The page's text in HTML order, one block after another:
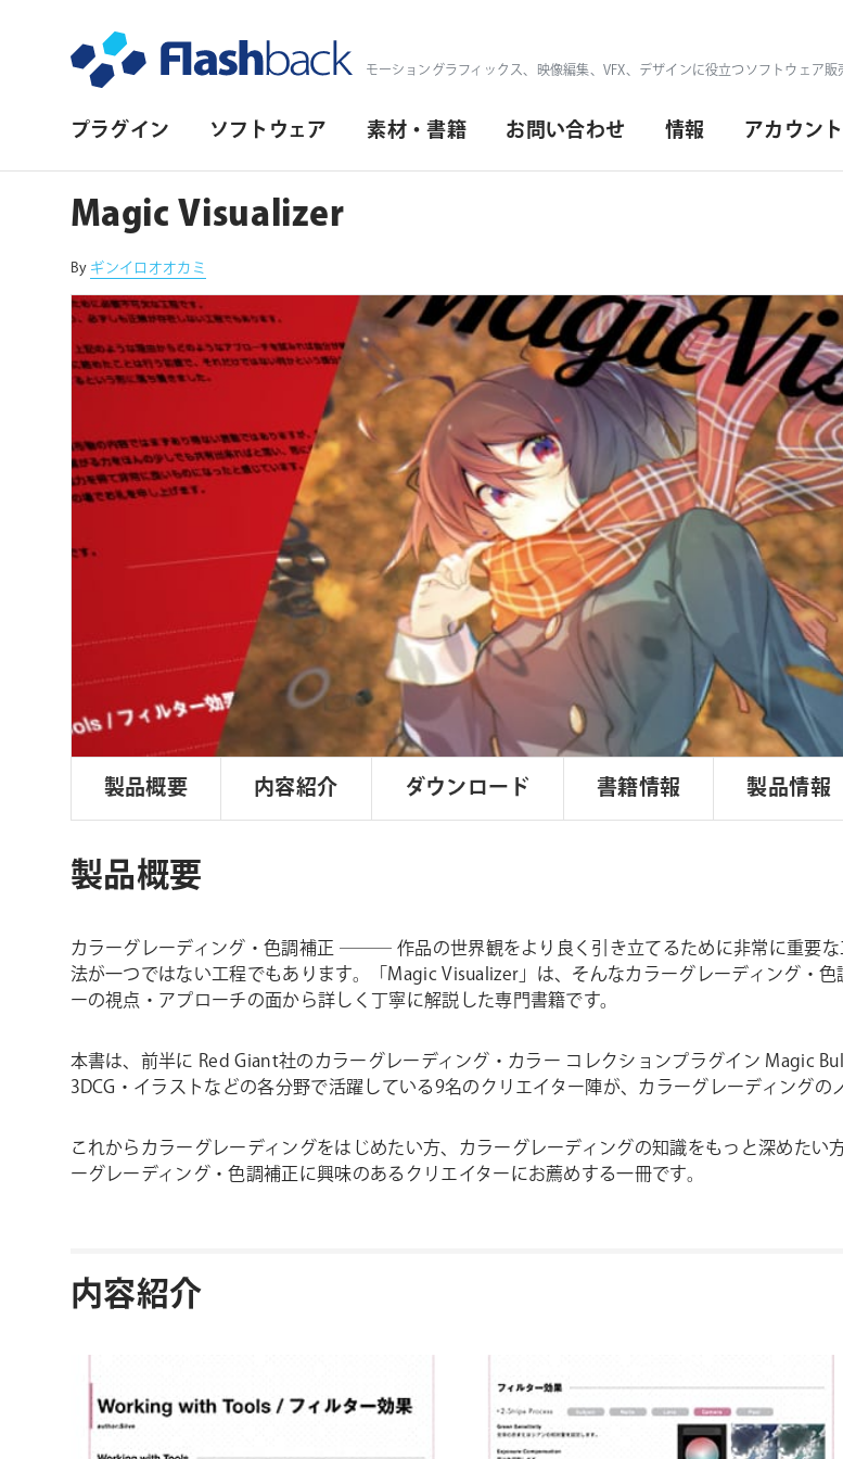
モーショングラフィックス、映像編集、VFX、デザインに役立つソフトウェア販
プ
イ
マ
リ・
ナ
ビ
ゲ
ー
シ
ョ
ン
プラグイン ソフトウェア 素材・書籍 お問い合わせ 情報 アカウント
Magic Visualizer
By ギンイロオオカミ
製品概要 内容紹介 ダウンロード 書籍情報 製品情報
製品概要
カラーグレーディング・色調補正 ─── 作品の世界観をより良く引き立てるために非常に重要
法が一つではない工程でもあります。「Magic Visualizer」は、そんなカラーグレーディング・
ーの視点・アプローチの面から詳しく丁寧に解説した専門書籍です。
本書は、前半に Red Giant社のカラーグレーディング・カラー コレクションプラグイン Magic
3DCG・イラストなどの各分野で活躍している9名のクリエイター陣が、カラーグレーディング
これからカラーグレーディングをはじめたい方、カラーグレーディングの知識をもっと深めた
ーグレーディング・色調補正に興味のあるクリエイターにお薦めする一冊です。
内容紹介